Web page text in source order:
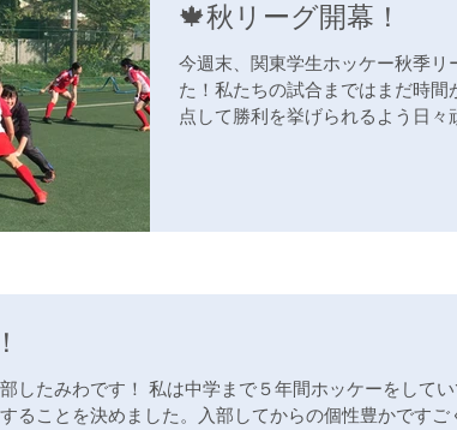
🍁秋リーグ開幕！
今週末、関東学生ホッケー秋季リ
た！私たちの試合まではまだ時間
点して勝利を挙げられるよう日々
したみわです！ 私は中学まで５年間ホッケーをしてい
ることを決めました。入部してからの個性豊かですご